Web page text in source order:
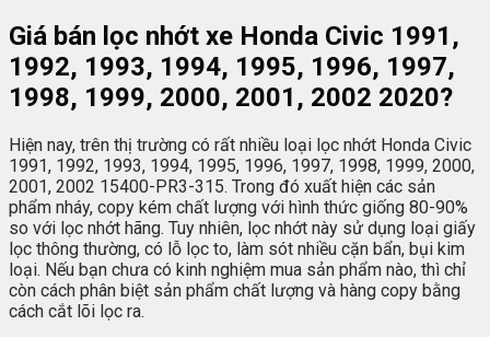
Giá bán lọc nhớt xe Honda Civic 1991,
1992, 1993, 1994, 1995, 1996, 1997,
1998, 1999, 2000, 2001, 2002 2020?
Hiện nay, trên thị trường có rất nhiều loại lọc nhớt Honda Civic
1991, 1992, 1993, 1994, 1995, 1996, 1997, 1998, 1999, 2000,
2001, 2002 15400-PR3-315. Trong đó xuất hiện các sản
phẩm nháy, copy kém chất lượng với hình thức giống 80-90%
so với lọc nhớt hãng. Tuy nhiên, lọc nhớt này sử dụng loại giấy
lọc thông thường, có lỗ lọc to, làm sót nhiều cặn bẩn, bụi kim
loại. Nếu bạn chưa có kinh nghiệm mua sản phẩm nào, thì chỉ
còn cách phân biệt sản phẩm chất lượng và hàng copy bằng
cách cắt lõi lọc ra.